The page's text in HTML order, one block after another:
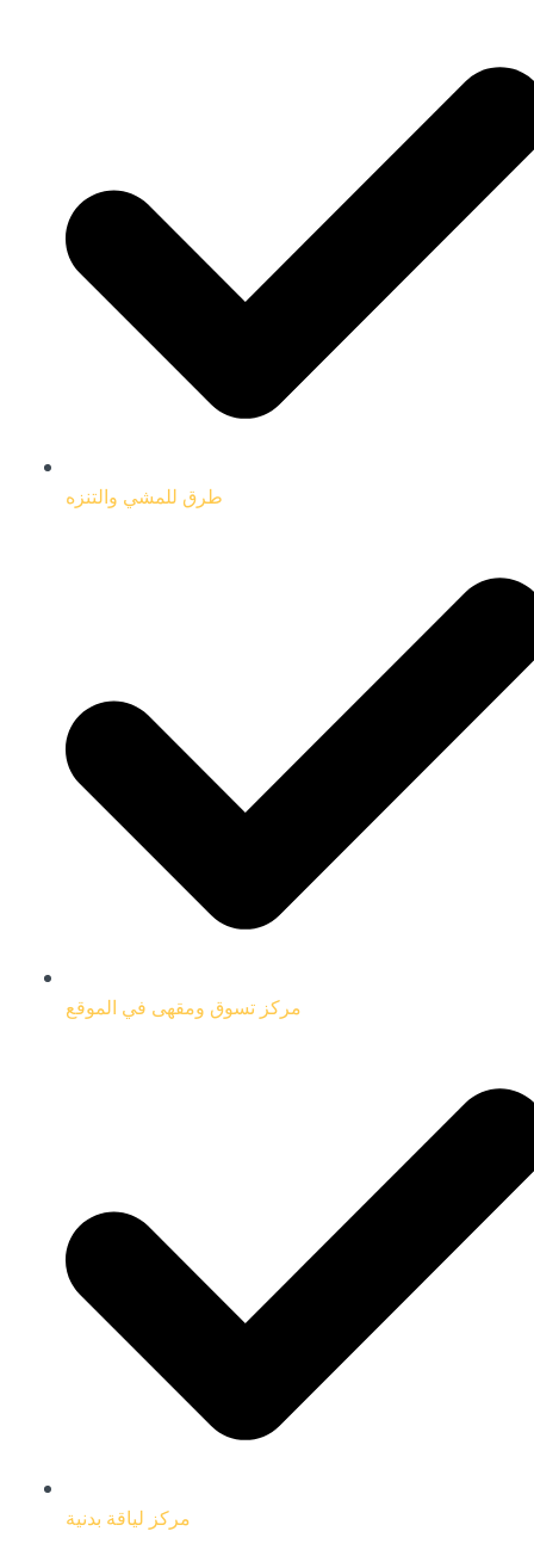
طرق للمشي والتنزه
مركز تسوق ومقهى في الموقع
مركز لياقة بدنية